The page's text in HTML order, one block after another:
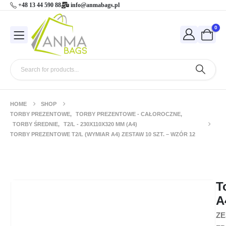
+48 13 44 590 88 info@anmabags.pl
0
HOME
SHOP
TORBY PREZENTOWE, TORBY PREZENTOWE - CAŁOROCZNE,
TORBY ŚREDNIE,
T2/L - 230X110X320 MM (A4)
TORBY PREZENTOWE T2/L (WYMIAR A4) ZESTAW 10 SZT. – WZÓR 12